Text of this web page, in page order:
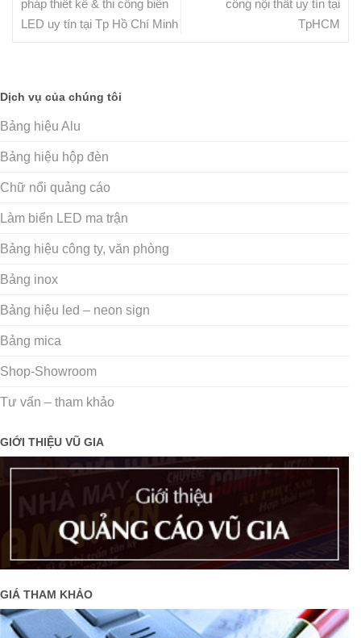
pháp thiết kế & thi công biển
LED uy tín tại Tp Hồ Chí Minh
công nội thất uy tín tại
TpHCM
Dịch vụ của chúng tôi
Bảng hiệu Alu
Bảng hiệu hộp đèn
Chữ nổi quảng cáo
Làm biển LED ma trận
Bảng hiệu công ty, văn phòng
Bảng inox
Bảng hiệu led – neon sign
Bảng mica
Shop-Showroom
Tư vấn – tham khảo
GIỚI THIỆU VŨ GIA
GIÁ THAM KHẢO